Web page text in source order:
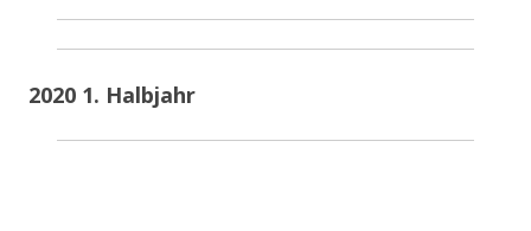
2020 1. Halbjahr